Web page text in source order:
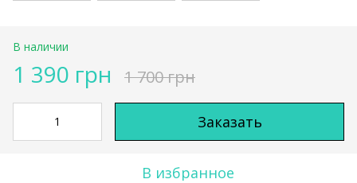
В наличии
1 390 грн 1 700 грн
Заказать
В избранное